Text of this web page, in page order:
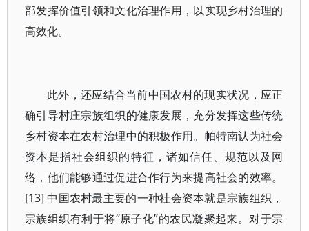
部发挥价值引领和文化治理作用，以实现乡村治理的
高效化。
此外，还应结合当前中国农村的现实状况，应正
确引导村庄宗族组织的健康发展，充分发挥这些传统
乡村资本在农村治理中的积极作用。帕特南认为社会
资本是指社会组织的特征，诸如信任、规范以及网
络，他们能够通过促进合作行为来提高社会的效率。
[13] 中国农村最主要的一种社会资本就是宗族组织，
宗族组织有利于将“原子化”的农民凝聚起来。对于宗